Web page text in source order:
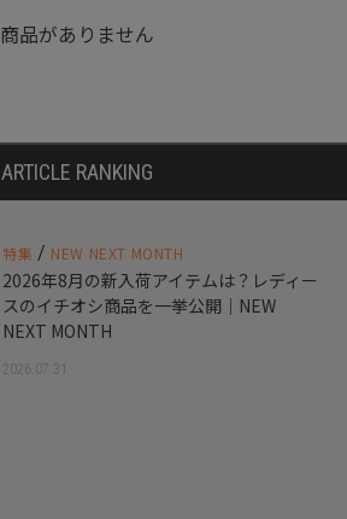
商品がありません
ARTICLE RANKING
特集 / NEW NEXT MONTH
2026年8月の新入荷アイテムは？レディー
スのイチオシ商品を一挙公開｜NEW
NEXT MONTH
2026.07.31